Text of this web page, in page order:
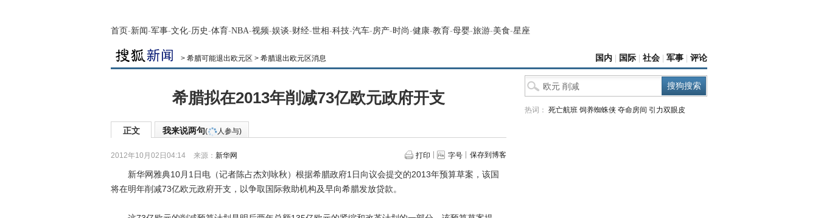
首页-新闻-军事-文化-历史-体育-NBA-视频-娱谈-财经-世相-科技-汽车-房产-时尚-健康-教育-母婴-旅游-美食-星座
> 希腊可能退出欧元区 > 希腊退出欧元区消息 国内 国际 社会 军事 评论
希腊拟在2013年削减73亿欧元政府开支
正文 我来说两句( 人参与)
2012年10月02日04:14 来源： 新华网 打印 字号 保存到博客
新华网雅典10月1日电（记者陈占杰刘咏秋）根据希腊政府1日向议会提交的2013年预算草案，该国
将在明年削减73亿欧元政府开支，以争取国际救助机构及早向希腊发放贷款。
热词： 死亡航班 饲养蜘蛛侠 夺命房间 引力双眼皮